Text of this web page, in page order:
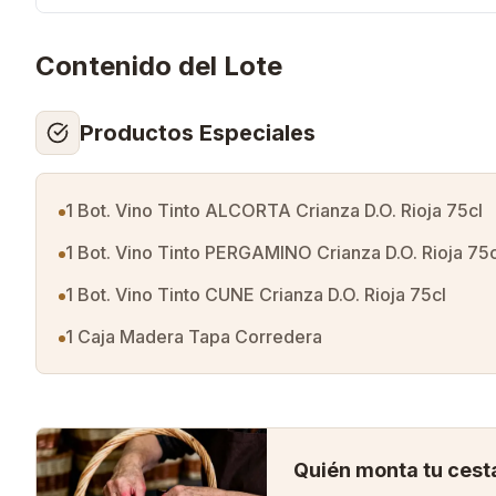
Contenido del Lote
Productos Especiales
1 Bot. Vino Tinto ALCORTA Crianza D.O. Rioja 75cl
1 Bot. Vino Tinto PERGAMINO Crianza D.O. Rioja
1 Bot. Vino Tinto CUNE Crianza D.O. Rioja 75cl
1 Caja Madera Tapa Corredera
Quién monta tu